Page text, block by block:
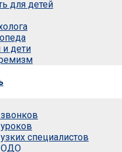
для детей
дети
специалистов
ОДО